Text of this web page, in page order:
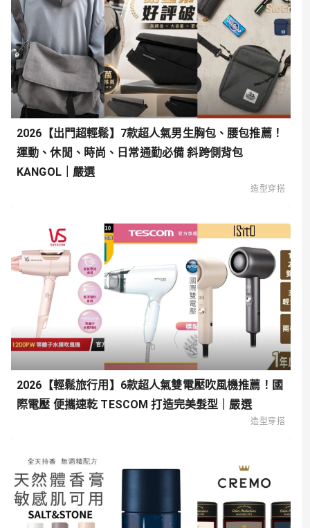
2026【出門超輕鬆】7款超人氣男生胸包、腰包推薦！
運動、休閒、時尚、日常通勤必備 斜跨側背包
KANGOL｜嚴選
造型穿搭
2026【輕鬆旅行用】6款超人氣雙電壓吹風機推薦！國
際電壓 便攜速乾 TESCOM 打造完美髮型｜嚴選
造型穿搭